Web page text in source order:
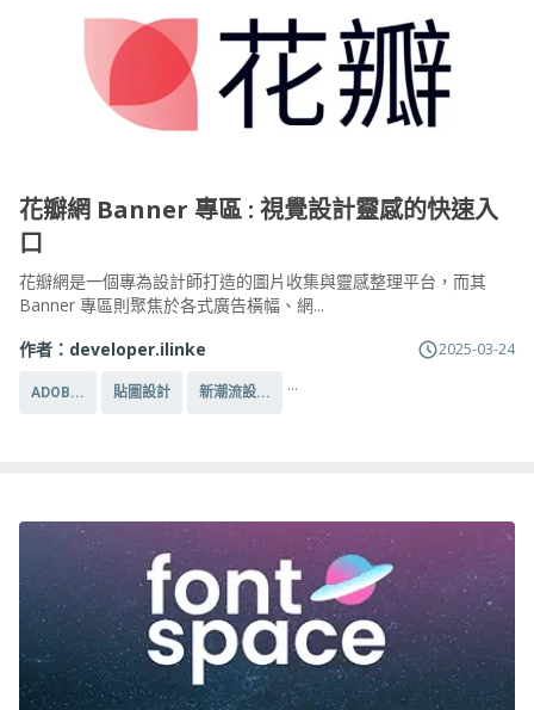
花瓣網 Banner 專區 : 視覺設計靈感的快速入
口
花瓣網是一個專為設計師打造的圖片收集與靈感整理平台，而其
Banner 專區則聚焦於各式廣告橫幅、網...
作者： developer.ilinke 2025-03-24
ADOB... 貼圖設計 新潮流設... ...